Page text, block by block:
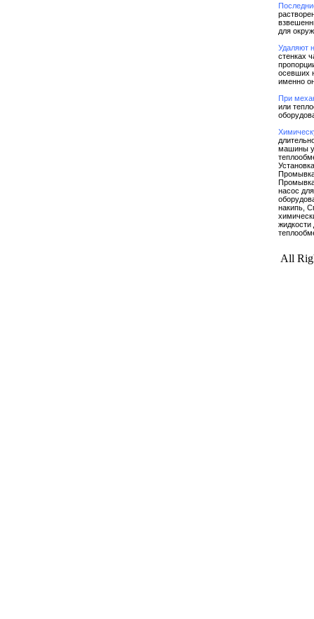
для
Удаляют
стенках
осевших
именно
При
или
машины
Промывка
насос
накипь,
жидкости
All